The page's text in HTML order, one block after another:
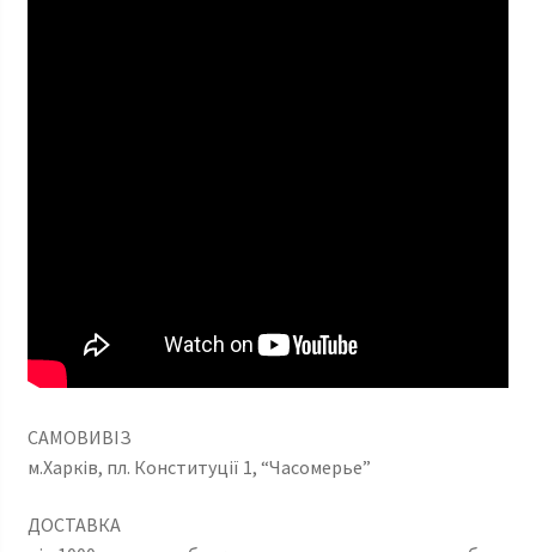
САМОВИВІЗ
м.Харків, пл. Конституції 1, “Часомерье”
ДОСТАВКА